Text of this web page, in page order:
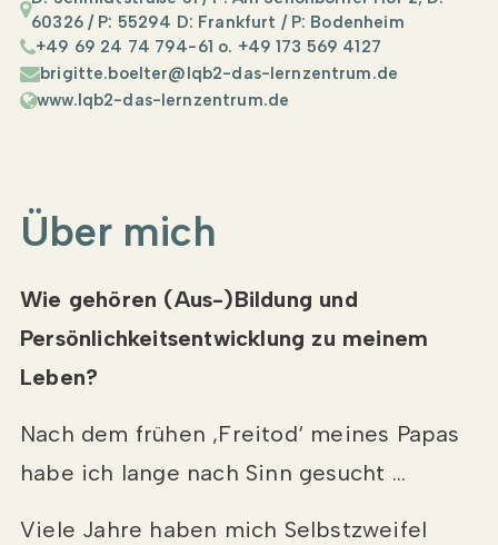
60326 / P: 55294 D: Frankfurt / P: Bodenheim
+49 69 24 74 794-61 o. +49 173 569 4127
brigitte.boelter@lqb2-das-lernzentrum.de
www.lqb2-das-lernzentrum.de
Über mich
Wie gehören (Aus-)Bildung und
Persönlichkeitsentwicklung zu meinem
Leben?
Nach dem frühen ‚Freitod‘ meines Papas
habe ich lange nach Sinn gesucht …
Viele Jahre haben mich Selbstzweifel